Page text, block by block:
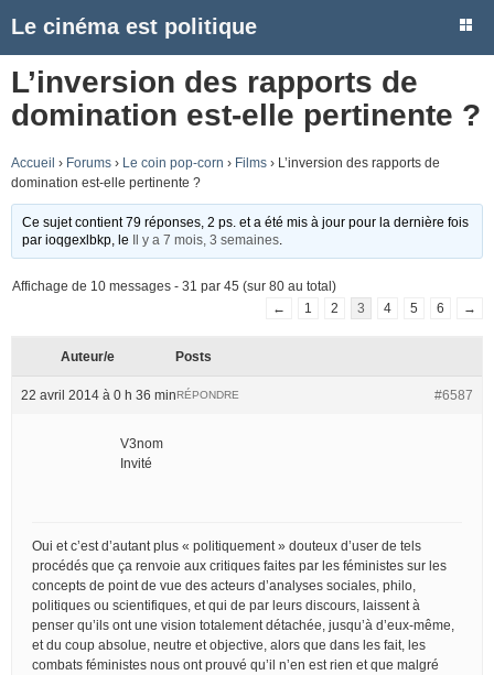
Le cinéma est politique
L’inversion des rapports de
domination est-elle pertinente ?
Accueil › Forums › Le coin pop-corn › Films › L’inversion des rapports de
domination est-elle pertinente ?
Ce sujet contient 79 réponses, 2 ps. et a été mis à jour pour la dernière fois
parioqgexlbkp , le Il y a 7 mois, 3 semaines
Affichage de 10 messages - 31 par 45 (sur 80 au total)
←
1 2 3 4 5 6 →
Auteur/e Posts
22 avril 2014 à 0 h 36 min #6587
RÉPONDRE
V3nom
Invité
Oui et c’est d’autant plus « politiquement » douteux d’user de tels
procédés que ça renvoie aux critiques faites par les féministes sur les
concepts de point de vue des acteurs d’analyses sociales, philo,
politiques ou scientifiques, et qui de par leurs discours, laissent à
penser qu’ils ont une vision totalement détachée, jusqu’à d’eux-même,
et du coup absolue, neutre et objective, alors que dans les fait, les
combats féministes nous ont prouvé qu’il n’en est rien et que malgré